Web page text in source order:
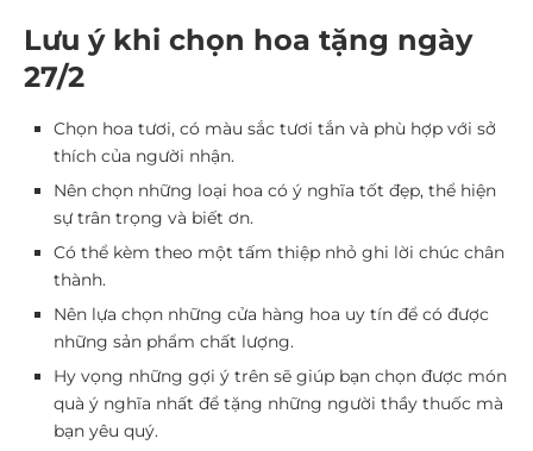
Lưu ý khi chọn hoa tặng ngày
27/2
Chọn hoa tươi, có màu sắc tươi tắn và phù hợp với sở
thích của người nhận.
Nên chọn những loại hoa có ý nghĩa tốt đẹp, thể hiện
sự trân trọng và biết ơn.
Có thể kèm theo một tấm thiệp nhỏ ghi lời chúc chân
thành.
Nên lựa chọn những cửa hàng hoa uy tín để có được
những sản phẩm chất lượng.
Hy vọng những gợi ý trên sẽ giúp bạn chọn được món
quà ý nghĩa nhất để tặng những người thầy thuốc mà
bạn yêu quý.